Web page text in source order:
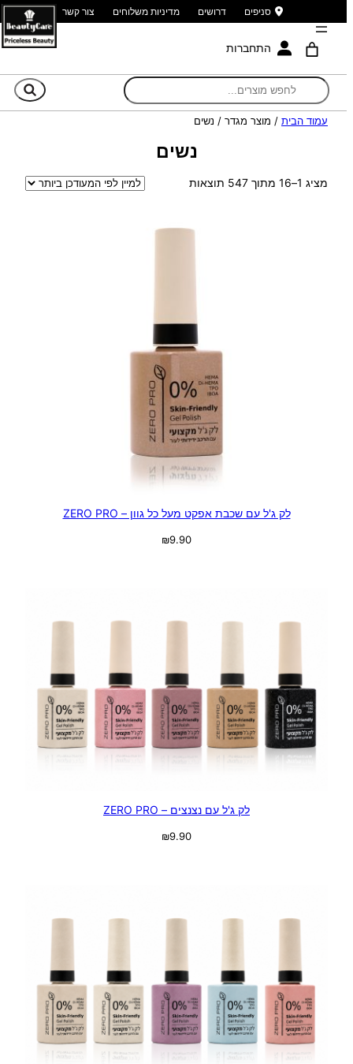
סניפים דרושים מדיניות משלוחים צור קשר
התחברות
עמוד הבית / מוצר מגדר / נשים
נשים
מציג 1–16 מתוך 547 תוצאות
ממוין
העדכני
לק ג'ל עם שכבת אפקט מעל כל גוון – ZERO PRO
₪9.90
לק ג'ל עם נצנצים – ZERO PRO
₪9.90